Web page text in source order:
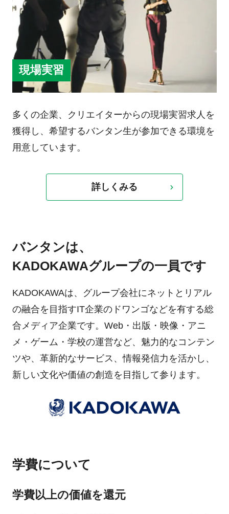
現場実習
多くの企業、クリエイターからの現場実習求人を
獲得し、希望するバンタン生が参加できる環境を
用意しています。
詳しくみる
バンタンは、
KADOKAWAグループの一員です
KADOKAWAは、グループ会社にネットとリアル
の融合を目指すIT企業のドワンゴなどを有する総
合メディア企業です。Web・出版・映像・アニ
メ・ゲーム・学校の運営など、魅力的なコンテン
ツや、革新的なサービス、情報発信力を活かし、
新しい文化や価値の創造を目指して参ります。
学費について
学費以上の価値を還元